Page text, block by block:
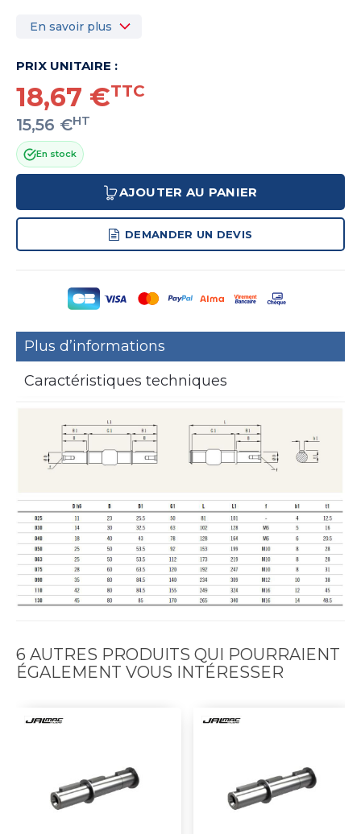
En savoir plus
PRIX UNITAIRE :
18,67 €TTC
15,56 €HT
En stock
AJOUTER AU PANIER
DEMANDER UN DEVIS
Plus d’informations
Caractéristiques techniques
6 AUTRES PRODUITS QUI POURRAIENT
ÉGALEMENT VOUS INTÉRESSER